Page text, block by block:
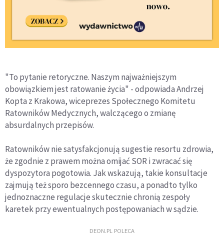
"To pytanie retoryczne. Naszym najważniejszym
obowiązkiem jest ratowanie życia" - odpowiada Andrzej
Kopta z Krakowa, wiceprezes Społecznego Komitetu
Ratowników Medycznych, walczącego o zmianę
absurdalnych przepisów.
Ratowników nie satysfakcjonują sugestie resortu zdrowia,
że zgodnie z prawem można omijać SOR i zwracać się
dyspozytora pogotowia. Jak wskazują, takie konsultacje
zajmują też sporo bezcennego czasu, a ponadto tylko
jednoznaczne regulacje skutecznie chronią zespoły
karetek przy ewentualnych postępowaniach w sądzie.
DEON.PL POLECA